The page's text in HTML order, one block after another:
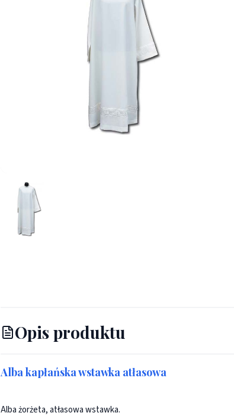
Alba kapłańska wstawka atłasowa - KOMŻE I ALBY
Opis produktu
Alba kapłańska wstawka atłasowa
Alba żorżeta, atłasowa wstawka.